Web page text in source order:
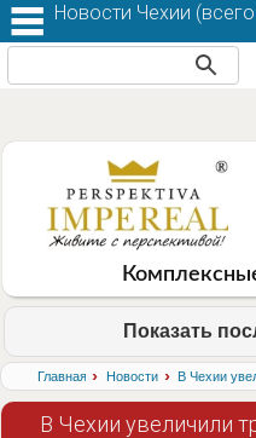
Показать
Главная › Новости ›
В Чехии увеличили
Новости Чехии (